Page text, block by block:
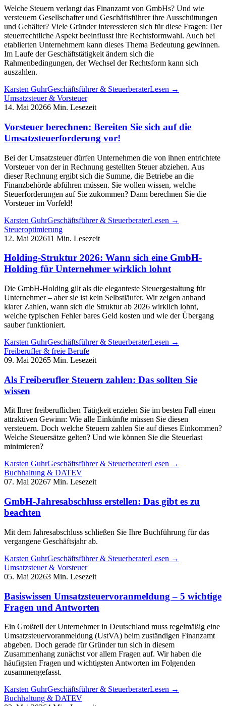
Welche Steuern verlangt das Finanzamt von GmbHs? Und wie
versteuern Gesellschafter und Geschäftsführer ihre Ausschüttungen
und Gehälter? Viele Gründer interessieren sich für diese Fragen: Der
steuerrechtliche Aspekt beeinflusst ihre Rechtsformwahl. Auch bei
etablierten Unternehmern kann dieses Thema Bedeutung gewinnen.
Im Laufe der Geschäftstätigkeit ändern sich die
Rahmenbedingungen, der Wechsel der Rechtsform kann sich
auszahlen.
Karsten GuhrGeschäftsführer & SteuerberaterLesen →
Umsatzsteuer & Vorsteuer
14. Mai 20266 Min. Lesezeit
Vorsteuer berechnen: Bereiten Sie sich auf die
Umsatzsteuerforderung vor!
Bei der Umsatzsteuer dürfen Unternehmen die von ihnen entrichtete
Vorsteuer von der in Rechnung gestellten Steuer abziehen. Aus
dieser Rechnung ergibt sich die Summe, die Betriebe an die
Finanzbehörde abführen müssen. Sie wollen wissen, welche
Steuerforderungen auf Sie zukommen? Dann berechnen Sie die
Vorsteuer im Vorfeld!
Karsten GuhrGeschäftsführer & SteuerberaterLesen →
Steueroptimierung
12. Mai 202611 Min. Lesezeit
Holding-Struktur 2026: Wann sich eine GmbH-
Holding für Unternehmer wirklich lohnt
Die GmbH-Holding gilt als die eleganteste Steuergestaltung für
Unternehmer – aber sie ist kein Selbstläufer. Wir zeigen anhand
klarer Zahlen, wann sich die Struktur ab 2026 wirklich lohnt,
welche typischen Fehler bares Geld kosten und wie der Übergang
sauber funktioniert.
Karsten GuhrGeschäftsführer & SteuerberaterLesen →
Freiberufler & freie Berufe
09. Mai 20265 Min. Lesezeit
Als Freiberufler Steuern zahlen: Das sollten Sie
wissen
Mit Ihrer freiberuflichen Tätigkeit erzielen Sie im besten Fall einen
attraktiven Gewinn: Wie alle Einkünfte müssen Sie diesen
versteuern. Doch welche Steuern zahlen Sie auf dieses Einkommen?
Welche Steuersätze gelten? Und wie können Sie die Steuerlast
minimieren?
Karsten GuhrGeschäftsführer & SteuerberaterLesen →
Buchhaltung & DATEV
07. Mai 20267 Min. Lesezeit
GmbH-Jahresabschluss erstellen: Das gibt es zu
beachten
Mit dem Jahresabschluss schließen Sie Ihre Buchführung für das
vergangene Geschäftsjahr ab.
Karsten GuhrGeschäftsführer & SteuerberaterLesen →
Umsatzsteuer & Vorsteuer
05. Mai 20263 Min. Lesezeit
Basiswissen Umsatzsteuervoranmeldung – 5 wichtige
Fragen und Antworten
Ein Großteil der Unternehmer in Deutschland muss regelmäßig eine
Umsatzsteuervoranmeldung (UstVA) beim zuständigen Finanzamt
abgeben. Doch gerade für Gründer tun sich in diesem
Zusammenhang zunächst vor allem Fragen auf. Wir haben die
häufigsten Fragen und wichtigsten Antworten im Folgenden
zusammengefasst.
Karsten GuhrGeschäftsführer & SteuerberaterLesen →
Buchhaltung & DATEV